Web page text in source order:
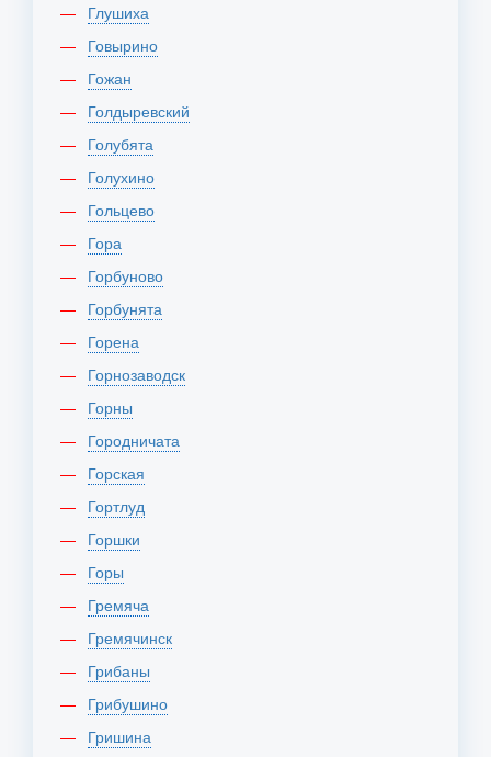
Глушиха
Говырино
Гожан
Голдыревский
Голубята
Голухино
Гольцево
Гора
Горбуново
Горбунята
Горена
Горнозаводск
Горны
Городничата
Горская
Гортлуд
Горшки
Горы
Гремяча
Гремячинск
Грибаны
Грибушино
Гришина